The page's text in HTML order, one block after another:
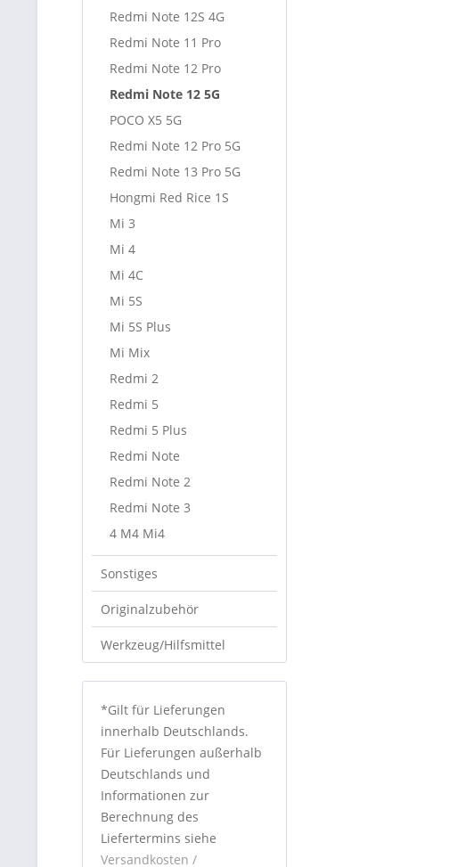
Redmi Note 12S 4G
Redmi Note 11 Pro
Redmi Note 12 Pro
Redmi Note 12 5G
POCO X5 5G
Redmi Note 12 Pro 5G
Redmi Note 13 Pro 5G
Hongmi Red Rice 1S
Mi 3
Mi 4
Mi 4C
Mi 5S
Mi 5S Plus
Mi Mix
Redmi 2
Redmi 5
Redmi 5 Plus
Redmi Note
Redmi Note 2
Redmi Note 3
4 M4 Mi4
Sonstiges
Originalzubehör
Werkzeug/Hilfsmittel
*Gilt für Lieferungen
innerhalb Deutschlands.
Für Lieferungen außerhalb
Deutschlands und
Informationen zur
Berechnung des
Liefertermins siehe
Versandkosten /